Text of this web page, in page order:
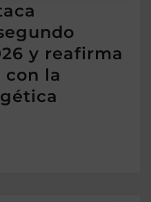
y reafirma
con la